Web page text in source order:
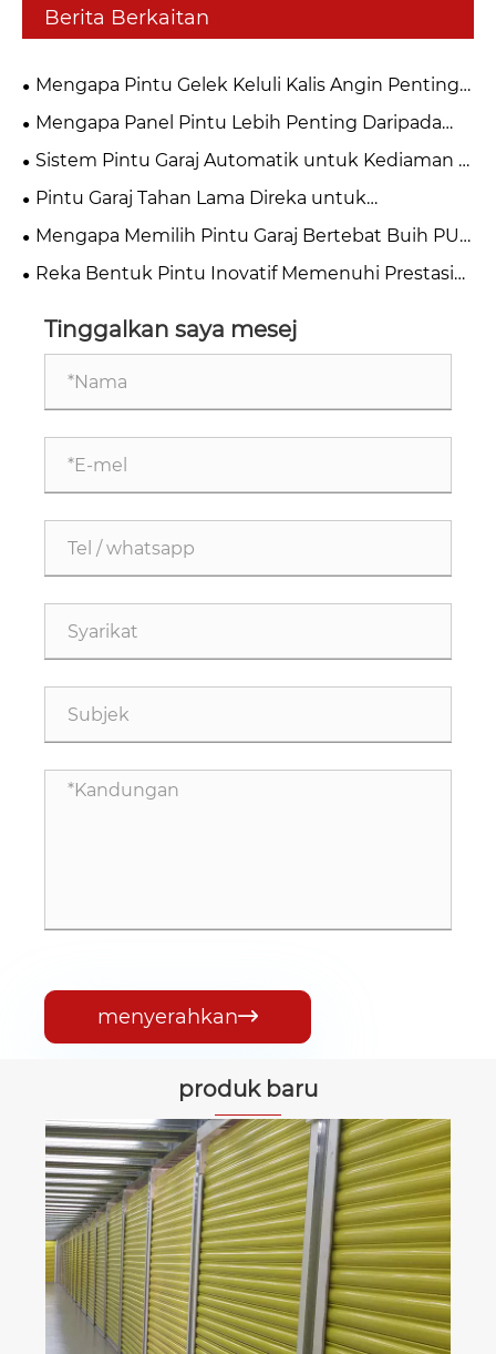
Berita Berkaitan
Mengapa Pintu Gelek Keluli Kalis Angin Penting
untuk Keselamatan Perindustrian Moden?
Mengapa Panel Pintu Lebih Penting Daripada
Yang Anda Fikirkan?
Sistem Pintu Garaj Automatik untuk Kediaman &
Perniagaan
Pintu Garaj Tahan Lama Direka untuk
Penggunaan Jangka Panjang
Mengapa Memilih Pintu Garaj Bertebat Buih PU
untuk Rumah Moden?
Reka Bentuk Pintu Inovatif Memenuhi Prestasi
Tinggalkan saya mesej
menyerahkan
produk baru